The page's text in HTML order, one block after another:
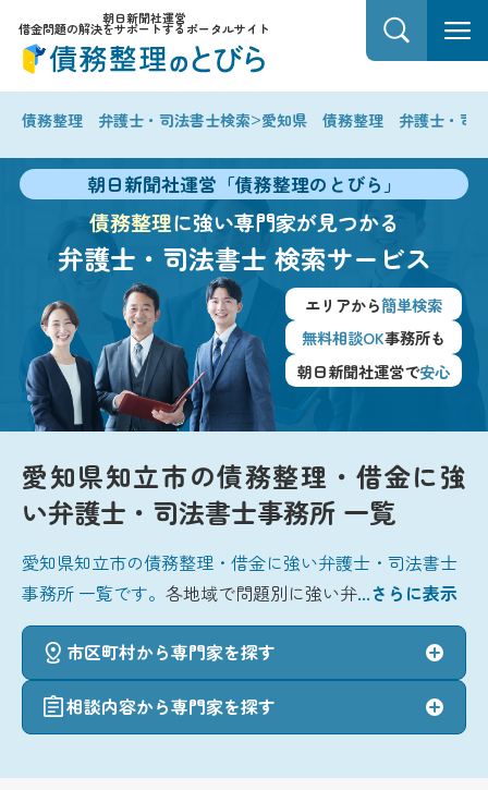
朝日新聞社運営
借金問題の解決をサポートするポータルサイト
債務整理 弁護士・司法書士検索>愛知県 債務整理 弁護士・司
朝日新聞社運営「債務整理のとびら」
債務整理に強い専門家が見つかる
弁護士・司法書士 検索サービス
エリアから簡単検索
無料相談OK事務所も
朝日新聞社運営で安心
愛知県知立市の債務整理・借金に強
い弁護士・司法書士事務所 一覧
愛知県知立市の債務整理・借金に強い弁護士・司法書士
事務所 一覧です。各地域で問題別に強い弁...さらに表示
市区町村から専門家を探す
相談内容から専門家を探す